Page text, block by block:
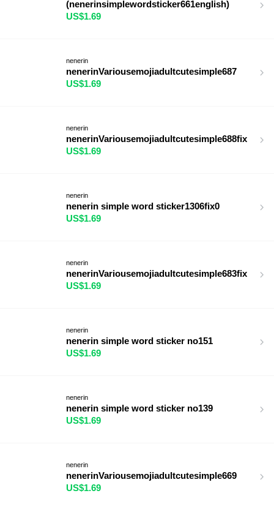
(nenerinsimplewordsticker661english)
US$1.69
nenerin
nenerinVariousemojiadultcutesimple687
US$1.69
nenerin
nenerinVariousemojiadultcutesimple688fix
US$1.69
nenerin
nenerin simple word sticker1306fix0
US$1.69
nenerin
nenerinVariousemojiadultcutesimple683fix
US$1.69
nenerin
nenerin simple word sticker no151
US$1.69
nenerin
nenerin simple word sticker no139
US$1.69
nenerin
nenerinVariousemojiadultcutesimple669
US$1.69